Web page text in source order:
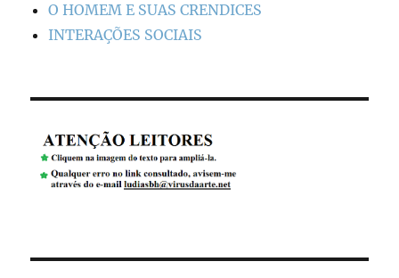
O HOMEM E SUAS CRENDICES
INTERAÇÕES SOCIAIS